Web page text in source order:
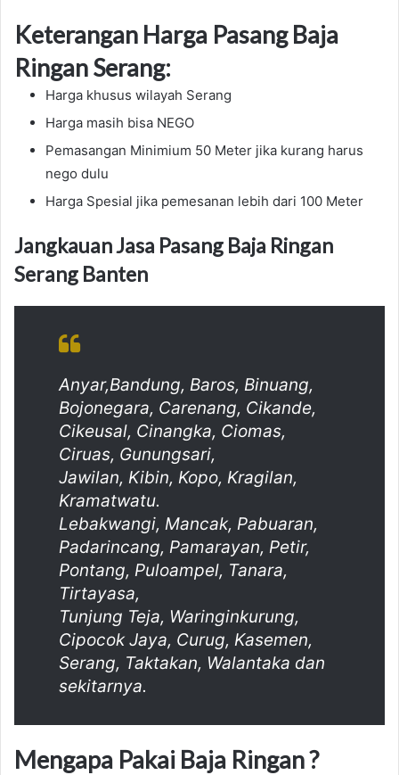
Keterangan Harga Pasang Baja
Ringan Serang:
Harga khusus wilayah Serang
Harga masih bisa NEGO
Pemasangan Minimium 50 Meter jika kurang harus
nego dulu
Harga Spesial jika pemesanan lebih dari 100 Meter
Jangkauan Jasa Pasang Baja Ringan
Serang Banten
Anyar,Bandung, Baros, Binuang,
Bojonegara, Carenang, Cikande,
Cikeusal, Cinangka, Ciomas,
Ciruas, Gunungsari,
Jawilan, Kibin, Kopo, Kragilan,
Kramatwatu.
Lebakwangi, Mancak, Pabuaran,
Padarincang, Pamarayan, Petir,
Pontang, Puloampel, Tanara,
Tirtayasa,
Tunjung Teja, Waringinkurung,
Cipocok Jaya, Curug, Kasemen,
Serang, Taktakan, Walantaka dan
sekitarnya.
Mengapa Pakai Baja Ringan ?